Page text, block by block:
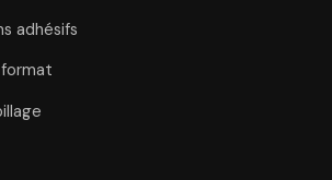
adhésifs